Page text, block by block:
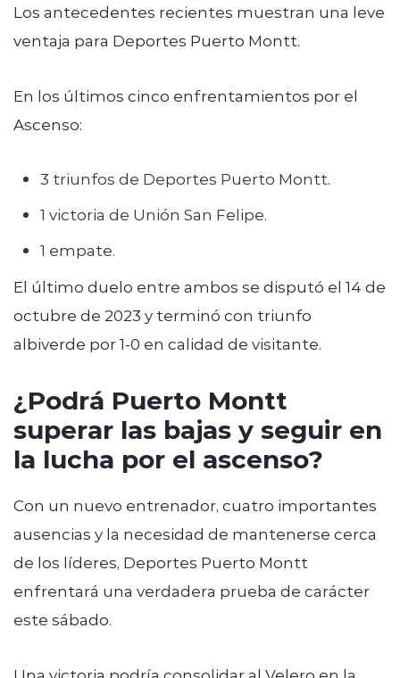
Los antecedentes recientes muestran una leve
ventaja para Deportes Puerto Montt.
En los últimos cinco enfrentamientos por el
Ascenso:
3 triunfos de Deportes Puerto Montt.
1 victoria de Unión San Felipe.
1 empate.
El último duelo entre ambos se disputó el 14 de
octubre de 2023 y terminó con triunfo
albiverde por 1-0 en calidad de visitante.
¿Podrá Puerto Montt
superar las bajas y seguir en
la lucha por el ascenso?
Con un nuevo entrenador, cuatro importantes
ausencias y la necesidad de mantenerse cerca
de los líderes, Deportes Puerto Montt
enfrentará una verdadera prueba de carácter
este sábado.
Una victoria podría consolidar al Velero en la